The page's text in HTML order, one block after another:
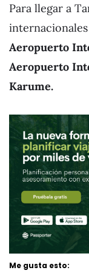
Para llegar a
Aeropuerto
Aeropuerto
Karume.
Me gusta esto: